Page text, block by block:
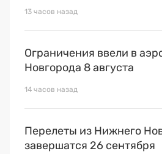
Искусство
Премия 2025
13 часов назад
Ограничения ввели в
Новгорода 8 августа
14 часов назад
Перелеты из Нижнего
завершатся 26 сентября